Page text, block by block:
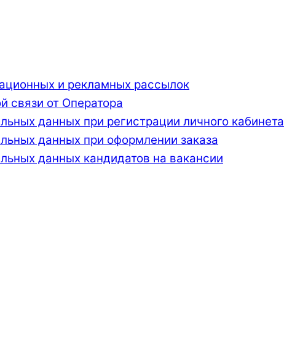
и рекламных рассылок
связи от Оператора
данных при регистрации личного кабинета
данных при оформлении заказа
данных кандидатов на вакансии